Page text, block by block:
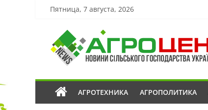
Пятница, 7 августа, 2026
АГРОТЕХНИКА АГРОПОЛИТИКА